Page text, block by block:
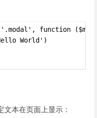
function
World')
本在页面上显示：